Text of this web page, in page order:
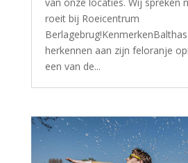
roeit bij Roeicentrum
herkennen aan zijn feloranje
een van de...